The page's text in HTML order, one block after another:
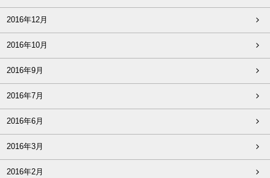
2016年12月
2016年10月
2016年9月
2016年7月
2016年6月
2016年3月
2016年2月